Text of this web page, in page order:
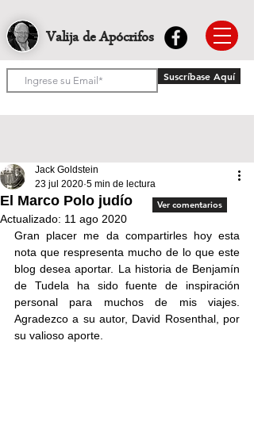
Valija de Apócrifos
Suscríbase Aquí
El Marco Polo judío
Jack Goldstein
23 jul 2020 5 min de lectura
Actualizado: 11 ago 2020
Gran placer me da compartirles hoy esta
nota que respresenta mucho de lo que este
blog desea aportar. La historia de Benjamín
de Tudela ha sido fuente de inspiración
personal para muchos de mis viajes.
Agradezco a su autor, David Rosenthal, por
su valioso aporte.
Ver comentarios